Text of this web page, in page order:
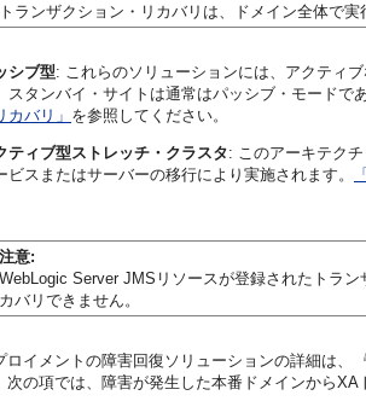
トランザクション・リカバリは、ドメイン全体で
シブ型: これらのソリューションには、アクティ
スタンバイ・サイトは通常はパッシブ・モード
バリ」 を参照してください。
ティブ型ストレッチ・クラスタ: このアーキテク
ビスまたはサーバーの移行により実施されます。
注意:
WebLogic Server JMSリソースが登録されたトラ
カバリできません。
イメントの障害回復ソリューションの詳細は、
次の項では、障害が発生した本番ドメインから